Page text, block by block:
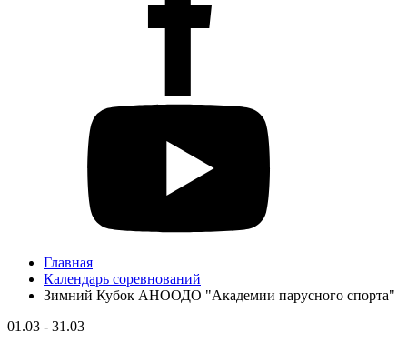
Главная
Календарь соревнований
Зимний Кубок АНООДО "Академии парусного спорта"
01.03 - 31.03